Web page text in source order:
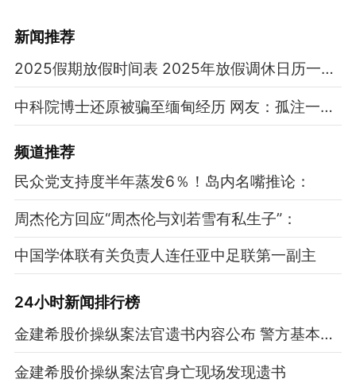
新闻推荐
2025假期放假时间表 2025年放假调休日历一览表
中科院博士还原被骗至缅甸经历 网友：孤注一掷现实版
频道推荐
民众党支持度半年蒸发6％！岛内名嘴推论：
周杰伦方回应“周杰伦与刘若雪有私生子”：
中国学体联有关负责人连任亚中足联第一副主
24小时新闻排行榜
金建希股价操纵案法官遗书内容公布 警方基本排除他杀嫌疑
金建希股价操纵案法官身亡现场发现遗书